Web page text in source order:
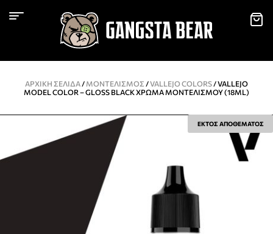
ΑΡΧΙΚΉ ΣΕΛΊΔΑ/ ΜΟΝΤΕΛΙΣΜΌΣ /VALLEJO COLORS/ VALLEJO
MODEL COLOR – GLOSS BLACK ΧΡΏΜΑ ΜΟΝΤΕΛΙΣΜΟΎ (18ML)
ΕΚΤΟΣ ΑΠΟΘΕΜΑΤΟΣ